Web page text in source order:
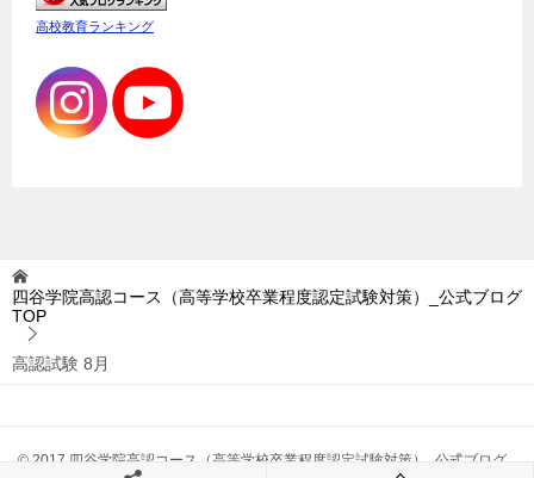
高校教育ランキング
四谷学院高認コース（高等学校卒業程度認定試験対策）_公式ブログ
TOP
高認試験 8月
© 2017 四谷学院高認コース（高等学校卒業程度認定試験対策）_公式ブログ